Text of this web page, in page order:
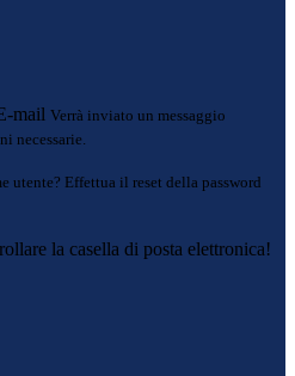
mail Verrà inviato un messaggio
necessarie.
utente? Effettua il reset della password
la casella di posta elettronica!